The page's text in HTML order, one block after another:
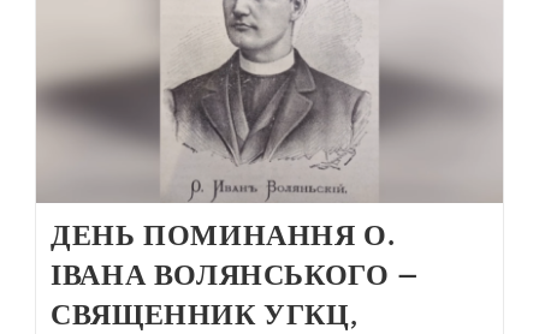
ДЕНЬ ПОМИНАННЯ О.
ІВАНА ВОЛЯНСЬКОГО –
СВЯЩЕННИК УГКЦ,